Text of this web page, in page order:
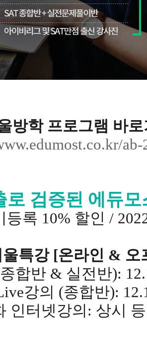
방학 프로그램 바
ab-
로 검증된 에듀
등록 10% 할인 /
특강 [온라인 & 오
합반 & 실전반):
강의 (종합반):
인터넷강의: 상시